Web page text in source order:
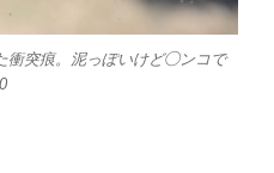
衝突痕。泥っぽいけど◯ンコで